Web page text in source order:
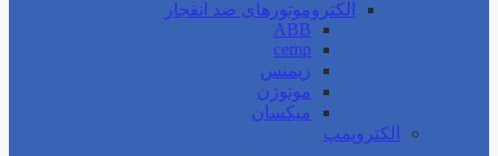
الکتروموتورهای ضد انفجار
ABB
cemp
زیمنس
موتوژن
میکسان
الکتروپمپ